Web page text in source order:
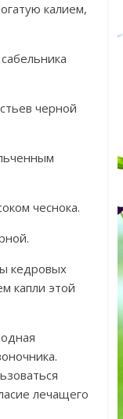
калием,
черной
чеснока.
кедровых
капли этой
лечащего